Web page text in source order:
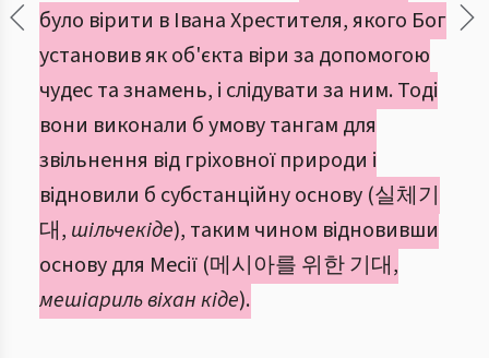
було вірити в Івана Хрестителя, якого Бог
установив як об'єкта віри за допомогою
чудес та знамень, і слідувати за ним. Тоді
вони виконали б умову тангам для
звільнення від гріховної природи і
відновили б субстанційну основу (실체기
대, шільчекіде), таким чином відновивши
основу для Месії (메시아를 위한 기대,
мешіариль віхан кіде).